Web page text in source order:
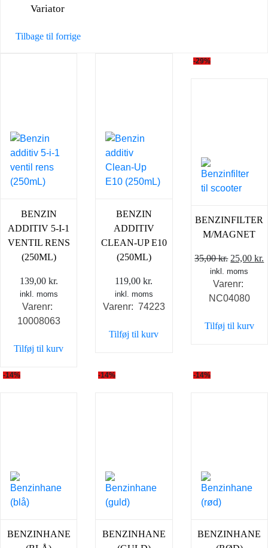
Variator
Tilbage til forrige
BENZIN
ADDITIV 5-I-1
VENTIL RENS
(250ML)
139,00 kr.
inkl. moms
Varenr:
10008063
Tilføj til kurv
BENZIN
ADDITIV
CLEAN-UP E10
(250ML)
119,00kr.
inkl. moms
Varenr: 74223
Tilføj til kurv
-29%
BENZINFILTER
M/MAGNET
35,00kr. Den
pris
var:
25,00kr.
inkl. moms
Varenr:
NC04080
Tilføj til kurv
-14%
BENZINHANE
-14%
BENZINHANE
-14%
BENZINHANE